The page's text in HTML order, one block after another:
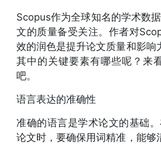
Scopus作为全球知名的学术数
文的质量备受关注。作者对
效的润色是提升论文质量和影响
其中的关键要素有哪些呢？来
吧。
语言表达的准确性
准确的语言是学术论文的基础
论文时，要确保用词精准，能够